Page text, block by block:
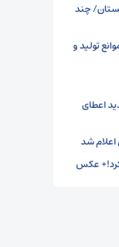
چند
تولید و
اعطای
اعلام شد
کرد!+ عکس